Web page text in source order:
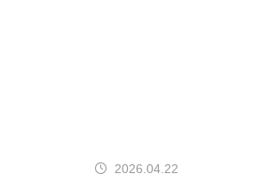
2026.04.22